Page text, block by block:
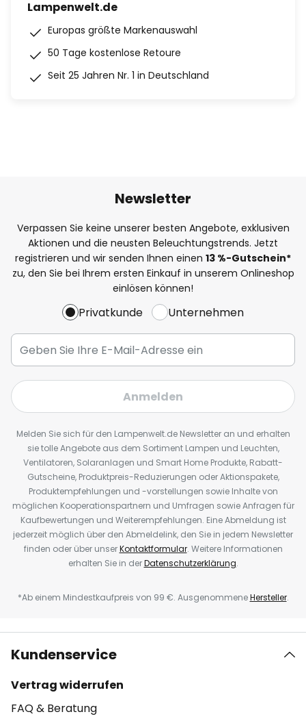
Lampenwelt.de
Europas größte Markenauswahl
50 Tage kostenlose Retoure
Seit 25 Jahren Nr. 1 in Deutschland
Newsletter
Verpassen Sie keine unserer besten Angebote, exklusiven
Aktionen und die neusten Beleuchtungstrends. Jetzt
registrieren und wir senden Ihnen einen 13 %-Gutschein*
zu, den Sie bei Ihrem ersten Einkauf in unserem Onlineshop
einlösen können!
Privatkunde Unternehmen
Anmelden
Melden Sie sich für den Lampenwelt.de Newsletter an und erhalten
sie tolle Angebote aus dem Sortiment Lampen und Leuchten,
Ventilatoren, Solaranlagen und Smart Home Produkte, Rabatt-
Gutscheine, Produktpreis-Reduzierungen oder Aktionspakete,
Produktempfehlungen und -vorstellungen sowie Inhalte von
möglichen Kooperationspartnern und Umfragen sowie Anfragen für
Kaufbewertungen und Weiterempfehlungen. Eine Abmeldung ist
jederzeit möglich über den Abmeldelink, den Sie in jedem Newsletter
finden oder über unserKontaktformular. Weitere Informationen
erhalten Sie in derDatenschutzerklärung.
*Ab einem Mindestkaufpreis von 99 €. AusgenommeneHersteller.
Kundenservice
Vertrag widerrufen
FAQ & Beratung